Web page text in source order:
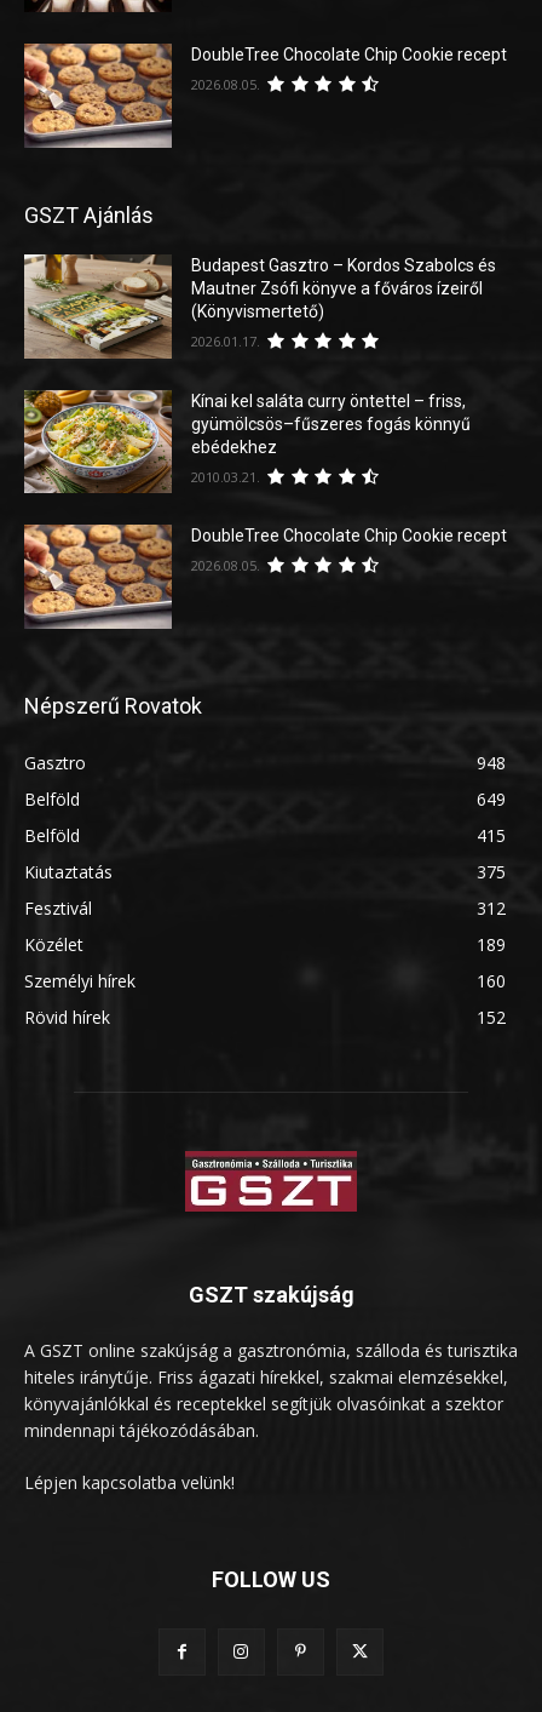
DoubleTree Chocolate Chip Cookie recept
2026.08.05.
GSZT Ajánlás
Budapest Gasztro – Kordos Szabolcs és
Mautner Zsófi könyve a főváros ízeiről
(Könyvismertető)
2026.01.17.
Kínai kel saláta curry öntettel – friss,
gyümölcsös–fűszeres fogás könnyű
ebédekhez
2010.03.21.
DoubleTree Chocolate Chip Cookie recept
2026.08.05.
Népszerű Rovatok
Gasztro
948
Belföld
649
Belföld
415
Kiutaztatás
375
Fesztivál
312
Közélet
189
Személyi hírek
160
Rövid hírek
152
GSZT szakújság
A GSZT online szakújság a gasztronómia, szálloda és turisztika
hiteles iránytűje. Friss ágazati hírekkel, szakmai elemzésekkel,
könyvajánlókkal és receptekkel segítjük olvasóinkat a szektor
mindennapi tájékozódásában.
Lépjen kapcsolatba velünk!
FOLLOW US